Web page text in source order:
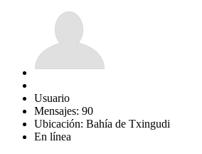
Usuario
Mensajes: 90
Ubicación: Bahía de Txingudi
En línea